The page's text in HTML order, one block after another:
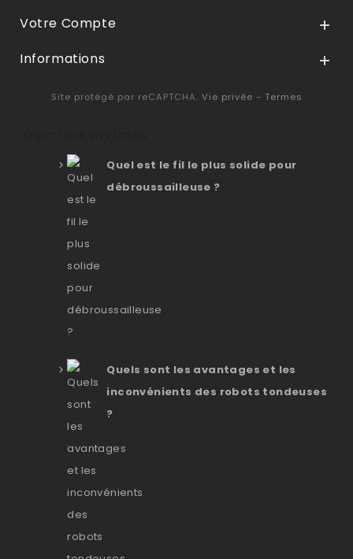
Votre Compte 
Informations 
Site protégé par reCAPTCHA. Vie privée - Termes
Quel est le fil le plus solide pour
débroussailleuse ?
Quels sont les avantages et les
inconvénients des robots tondeuses
?